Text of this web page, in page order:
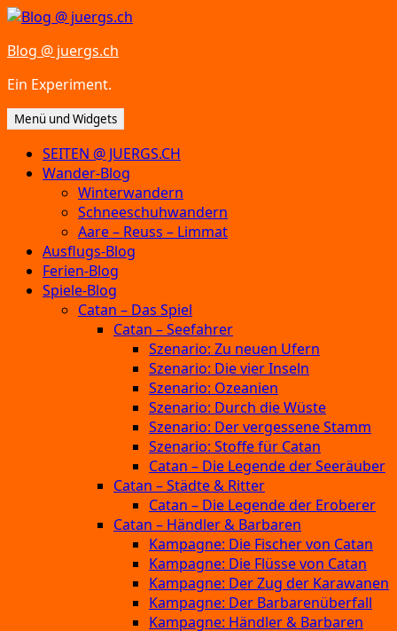
Zum
springen
Blog @ juergs.ch
Ein Experiment.
Menü und Widgets
SEITEN @ JUERGS.CH
Wander-Blog
Winterwandern
Schneeschuhwandern
Aare – Reuss – Limmat
Ausflugs-Blog
Ferien-Blog
Spiele-Blog
Catan – Das Spiel
Catan – Seefahrer
Szenario: Zu neuen Ufern
Szenario: Die vier Inseln
Szenario: Ozeanien
Szenario: Durch die Wüste
Szenario: Der vergessene Stamm
Szenario: Stoffe für Catan
Catan – Die Legende der Seeräuber
Catan – Städte & Ritter
Catan – Die Legende der Eroberer
Catan – Händler & Barbaren
Kampagne: Die Fischer von Catan
Kampagne: Die Flüsse von Catan
Kampagne: Der Zug der Karawanen
Kampagne: Der Barbarenüberfall
Kampagne: Händler & Barbaren